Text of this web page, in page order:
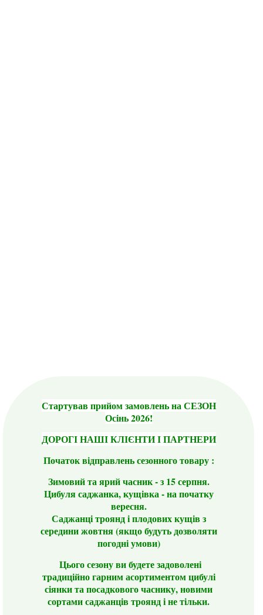
Стартував прийом замовлень на СЕЗОН
Осінь 2026!
ДОРОГІ НАШІ КЛІЄНТИ І ПАРТНЕРИ
Початок відправлень сезонного товару :
Зимовий та ярий часник - з 15 серпня.
Цибуля саджанка, кущівка - на початку
вересня.
Саджанці троянд і плодових кущів з
середини жовтня (якщо будуть дозволяти
погодні умови)
Цього сезону ви будете задоволені
традиційно гарним асортиментом цибулі
сіянки та посадкового часнику, новими
сортами саджанців троянд і не тільки.